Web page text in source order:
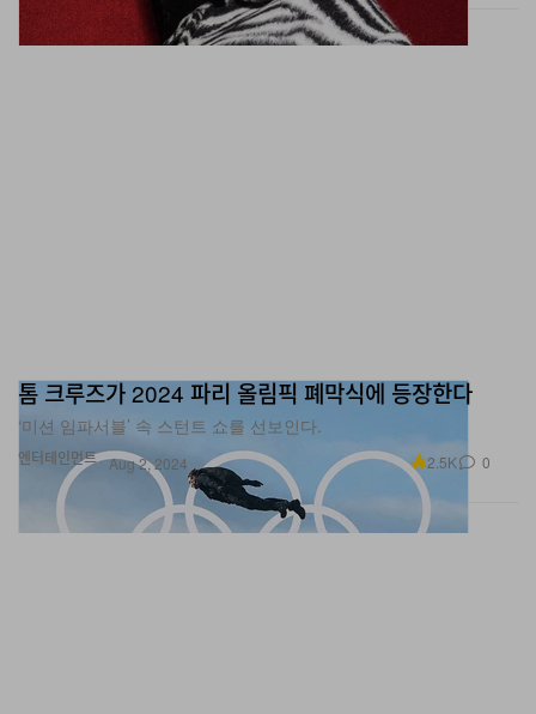
엔터테인먼트
톰 크루즈가 2024 파리 올림픽 폐막식에 등장한다
‘미션 임파서블’ 속 스턴트 쇼를 선보인다.
Aug 2, 2024 2.5K 0